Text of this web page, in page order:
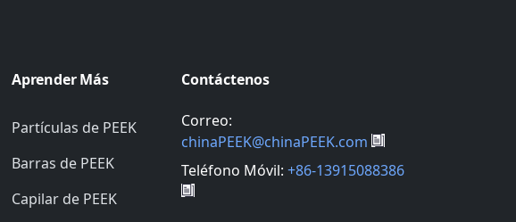
Aprender Más
Partículas de PEEK
Barras de PEEK
Capilar de PEEK
Contáctenos
Correo:
chinaPEEK@chinaPEEK.com
Teléfono Móvil: +86-13915088386